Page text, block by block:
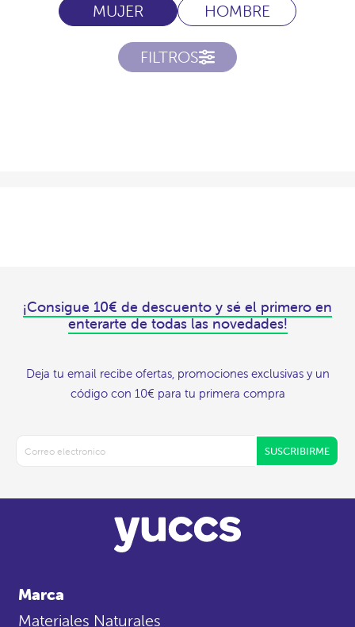
MUJER HOMBRE
FILTROS
¡Consigue 10€ de descuento y sé el primero en
enterarte de todas las novedades!
Deja tu email recibe ofertas, promociones exclusivas y un
código con 10€ para tu primera compra
SUSCRIBIRME
Marca
Materiales Naturales